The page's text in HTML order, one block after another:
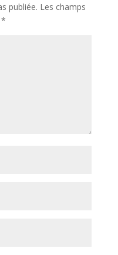
publiée. Les champs
*